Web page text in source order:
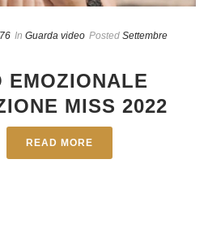
In Guarda video Posted Settembre
EMOZIONALE
MISS 2022
READ MORE